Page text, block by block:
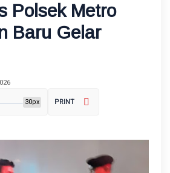
Polsek Metro
Baru Gelar
30px PRINT